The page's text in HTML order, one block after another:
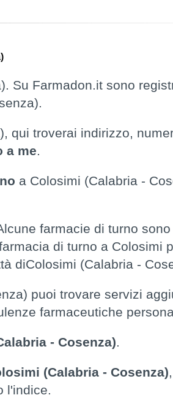
Su Farmadon.it sono
qui troverai indirizzo,
a me.
a Colosimi (Calabria -
farmacie di turno
di turno a Colosimi
diColosimi (Calabria -
puoi trovare servizi
farmaceutiche
- Cosenza).
(Calabria - Cosenza)
l'indice.